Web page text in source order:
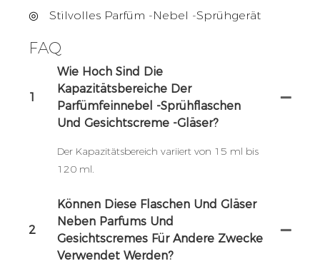
◎
Stilvolles Parfüm -Nebel -Sprühgerät
FAQ
1
Wie Hoch Sind Die
Kapazitätsbereiche Der
Parfümfeinnebel -Sprühflaschen
Und Gesichtscreme -Gläser?
Der Kapazitätsbereich variiert von 15 ml bis
120 ml.
2
Können Diese Flaschen Und Gläser
Neben Parfums Und
Gesichtscremes Für Andere Zwecke
Verwendet Werden?